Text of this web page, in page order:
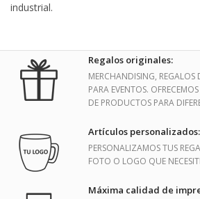
industrial.
Regalos originales:
MERCHANDISING, REGALOS
PARA EVENTOS.
DE PRODUCTOS PARA
Artículos personalizados:
PERSONALIZAMOS TUS
FOTO O LOGO QUE
Máxima calidad de